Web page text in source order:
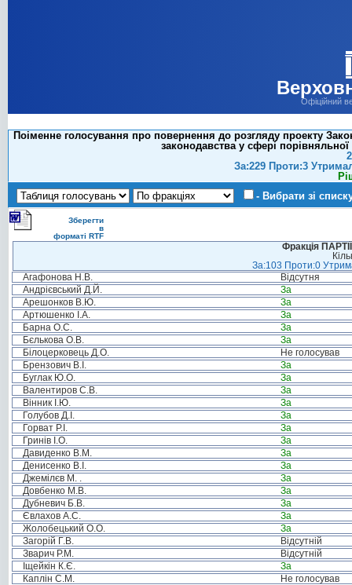
Офіційний
Поіменне голосування про повернення до розгляду проекту
законодавства у сфері
За:229 Проти:3
- Вибрати зі
Зберегти
в
форматі RTF
Фракція
За:103 Проти:0
Агафонова Н.В.
Відсутня
Андрієвський Д.Й.
За
Арешонков В.Ю.
За
Артюшенко І.А.
За
Барна О.С.
За
Бєлькова О.В.
За
Білоцерковець Д.О.
Не голосував
Брензович В.І.
За
Буглак Ю.О.
За
Валентиров С.В.
За
Вінник І.Ю.
За
Голубов Д.І.
За
Горват Р.І.
За
Гринів І.О.
За
Давиденко В.М.
За
Денисенко В.І.
За
Джемілєв М. .
За
Довбенко М.В.
За
Дубневич Б.В.
За
Євлахов А.С.
За
Жолобецький О.О.
За
Загорій Г.В.
Відсутній
Зварич Р.М.
Відсутній
Іщейкін К.Є.
За
Каплін С.М.
Не голосував